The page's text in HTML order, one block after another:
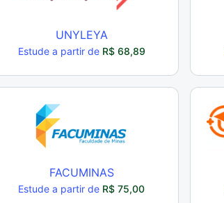
UNYLEYA
Estude a partir de R$ 68,89
FACUMINAS
Estude a partir de R$ 75,00